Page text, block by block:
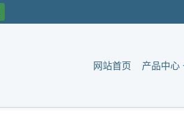
网站首页 产品中心